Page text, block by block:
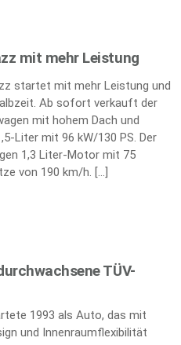
mit mehr Leistung
startet mit mehr Leistung und
Ab sofort verkauft der
mit hohem Dach und
Liter mit 96 kW/130 PS. Der
1,3 Liter-Motor mit 75
von 190 km/h. […]
TÜV-
1993 als Auto, das mit
und Innenraumflexibilität